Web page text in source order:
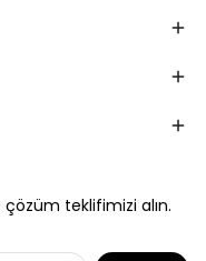
teklifimizi alın.